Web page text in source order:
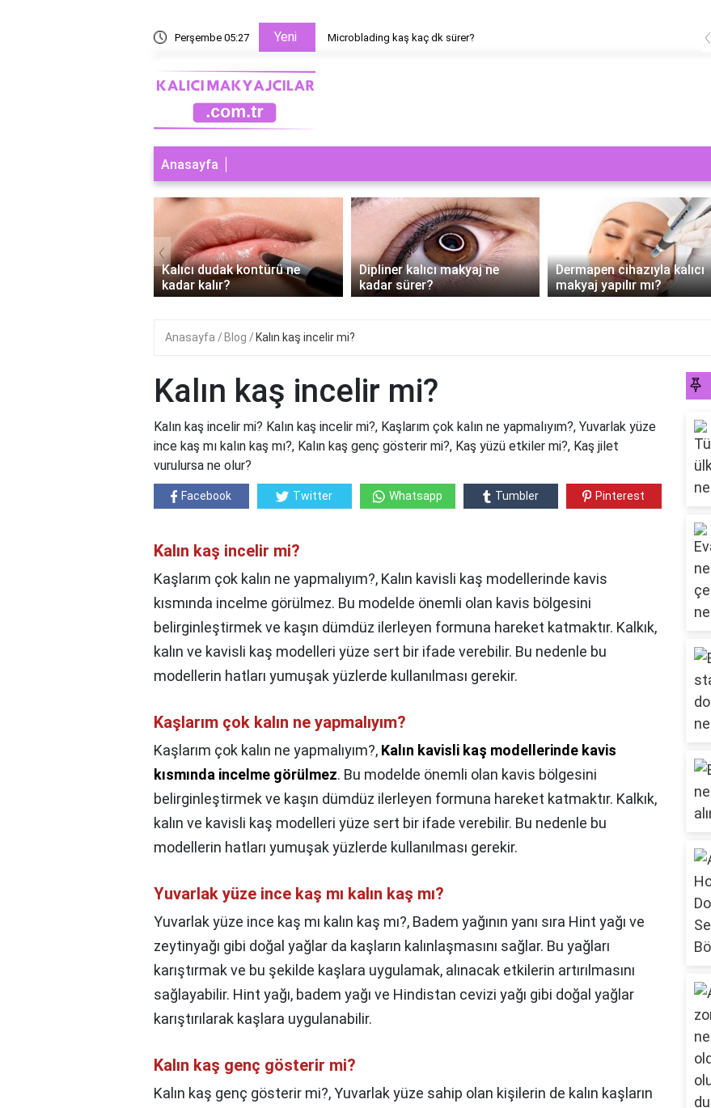
Perşembe 05:27 Yeni Microblading kaş kaç dk sürer? ‹
Anasayfa
Kalıcı dudak kontürü ne
kadar kalır?
Dipliner kalıcı makyaj ne
kadar sürer?
Dermapen cihazıyla kalıcı
makyaj yapılır mı?
‹
Anasayfa Blog Kalın kaş incelir mi?
Kalın kaş incelir mi?
Kalın kaş incelir mi? Kalın kaş incelir mi?, Kaşlarım çok kalın ne yapmalıyım?, Yuvarlak yüze
ince kaş mı kalın kaş mı?, Kalın kaş genç gösterir mi?, Kaş yüzü etkiler mi?, Kaş jilet
vurulursa ne olur?
Facebook Twitter Whatsapp Tumbler Pinterest
Kalın kaş incelir mi?
Kaşlarım çok kalın ne yapmalıyım?, Kalın kavisli kaş modellerinde kavis
kısmında incelme görülmez. Bu modelde önemli olan kavis bölgesini
belirginleştirmek ve kaşın dümdüz ilerleyen formuna hareket katmaktır. Kalkık,
kalın ve kavisli kaş modelleri yüze sert bir ifade verebilir. Bu nedenle bu
modellerin hatları yumuşak yüzlerde kullanılması gerekir.
Kaşlarım çok kalın ne yapmalıyım?
Kaşlarım çok kalın ne yapmalıyım?, Kalın kavisli kaş modellerinde kavis
kısmında incelme görülmez. Bu modelde önemli olan kavis bölgesini
belirginleştirmek ve kaşın dümdüz ilerleyen formuna hareket katmaktır. Kalkık,
kalın ve kavisli kaş modelleri yüze sert bir ifade verebilir. Bu nedenle bu
modellerin hatları yumuşak yüzlerde kullanılması gerekir.
Yuvarlak yüze ince kaş mı kalın kaş mı?
Yuvarlak yüze ince kaş mı kalın kaş mı?, Badem yağının yanı sıra Hint yağı ve
zeytinyağı gibi doğal yağlar da kaşların kalınlaşmasını sağlar. Bu yağları
karıştırmak ve bu şekilde kaşlara uygulamak, alınacak etkilerin artırılmasını
sağlayabilir. Hint yağı, badem yağı ve Hindistan cevizi yağı gibi doğal yağlar
karıştırılarak kaşlara uygulanabilir.
Kalın kaş genç gösterir mi?
Kalın kaş genç gösterir mi?,Yuvarlak yüze sahip olan kişilerin de kalın kaşların